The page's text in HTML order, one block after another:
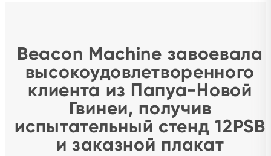
Beacon Machine завоевала
высокоудовлетворенного
клиента из Папуа-Новой
Гвинеи, получив
испытательный стенд 12PSB
и заказной плакат